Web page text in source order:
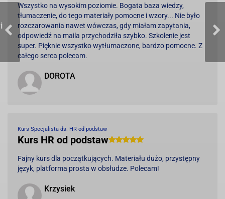
Wszystko na wysokim poziomie. Bogata baza wiedzy,
tłumaczenie, do tego materiały pomocne i wzory... Nie było
rozczarowania nawet wówczas, gdy miałam zapytania,
odpowiedź na maila przychodziła szybko. Szkolenie jest
super. Pięknie wszystko wytłumaczone, bardzo pomocne. Z
całego serca polecam.
DOROTA
Kurs Specjalista ds. HR od podstaw
Kurs HR od podstaw
Fajny kurs dla początkujących. Materiału dużo, przystępny
język, platforma prosta w obsłudze. Polecam!
Krzysiek